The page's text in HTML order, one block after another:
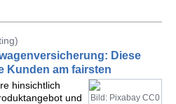
Diese
Kunden am fairsten
Bild: Pixabay CC0
hinsichtlich
und